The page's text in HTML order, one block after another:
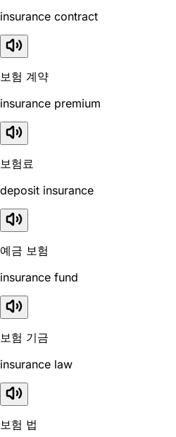
insurance contract
보험 계약
insurance premium
보험료
deposit insurance
예금 보험
insurance fund
보험 기금
insurance law
보험 법